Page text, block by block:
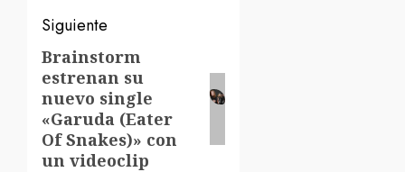
Siguiente
Siguiente
entrada:
Brainstorm
estrenan su
nuevo single
«Garuda (Eater
Of Snakes)» con
un videoclip